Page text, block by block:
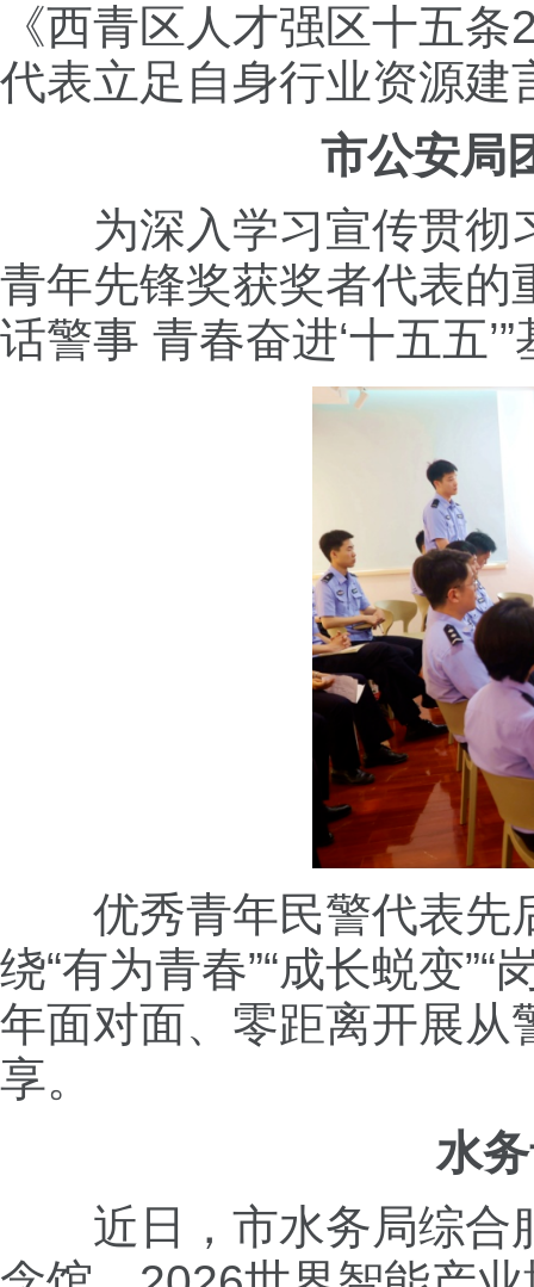
《西青区人才强区十五
代表立足自身行业资源建
市公安局
为深入学习宣传贯彻
青年先锋奖获奖者代表的
话警事 青春奋进‘十五五
优秀青年民警代表先
绕“有为青春”“成长蜕变
年面对面、零距离开展从
享。
水
近日，市水务局综合